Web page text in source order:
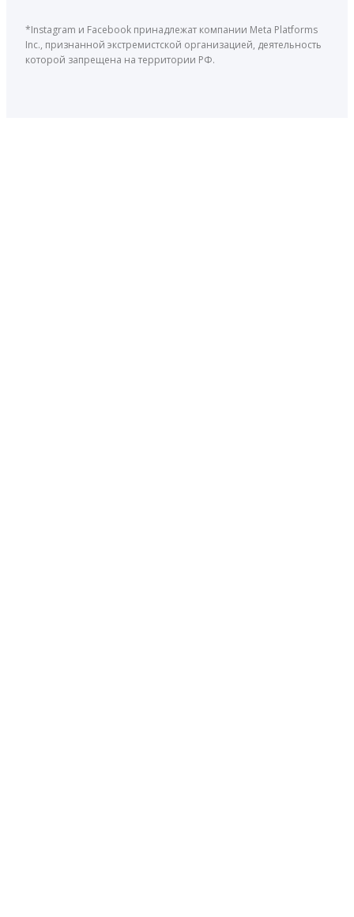
*Instagram и Facebook принадлежат компании Meta Platforms
Inc., признанной экстремистской организацией, деятельность
которой запрещена на территории РФ.